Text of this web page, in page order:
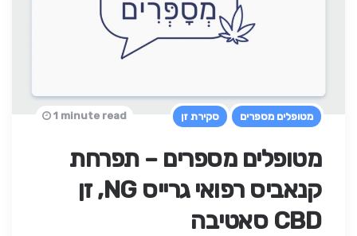
מטופלים מספרים סקירת זן
מטופלים מספרים – תפרחת
קנאביס רפואי גרייס NG, זן
CBD סאטיבה
1 minute read